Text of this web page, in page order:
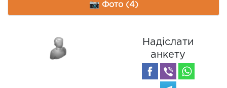
📷 Фото (4)
Надіслати
анкету